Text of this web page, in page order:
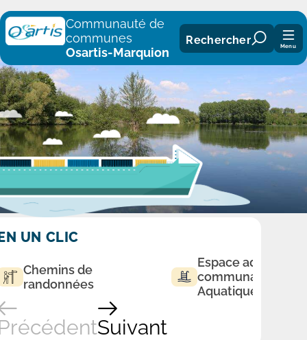
Panneau de gestion des cookies
Communauté de
communes
Osartis-Marquion
Rechercher Menu
UN CLIC
Chemins de
randonnées
Espace
communautaire
Aquatique
Suivant